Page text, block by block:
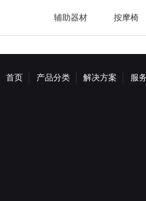
辅助器材 按摩椅
首页 产品分类 解决方案 服